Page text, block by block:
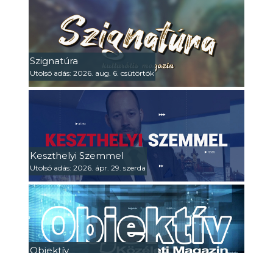
Szignatúra
Utolsó adás: 2026. aug. 6. csütörtök
Keszthelyi Szemmel
Utolsó adás: 2026. ápr. 29. szerda
Objektív